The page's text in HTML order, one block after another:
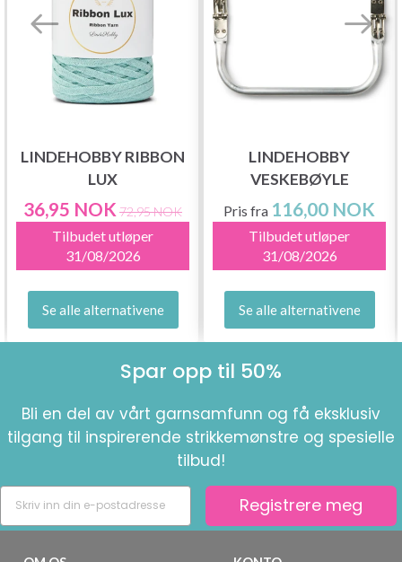
LINDEHOBBY RIBBON
LUX
36,95 NOK 72,95 NOK
Tilbudet utløper
31/08/2026
Se alle alternativene
LINDEHOBBY
VESKEBØYLE
Pris fra 116,00 NOK
Tilbudet utløper
31/08/2026
Se alle alternativene
Spar opp til 50%
Bli en del av vårt garnsamfunn og få eksklusiv
tilgang til inspirerende strikkemønstre og spesielle
tilbud!
Registrere meg